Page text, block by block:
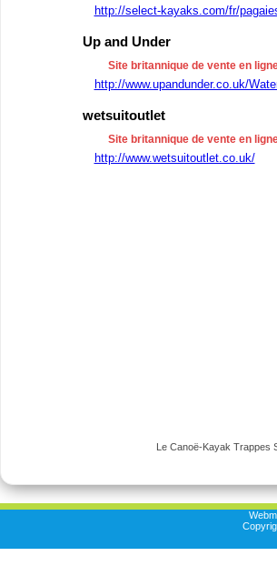
http://select-kayaks.com/fr/
Up and Under
Site britannique de vente en
http://www.upandunder.co.uk/
wetsuitoutlet
Site britannique de vente en
http://www.wetsuitoutlet.co.uk/
Le Canoë-Kayak Trappes